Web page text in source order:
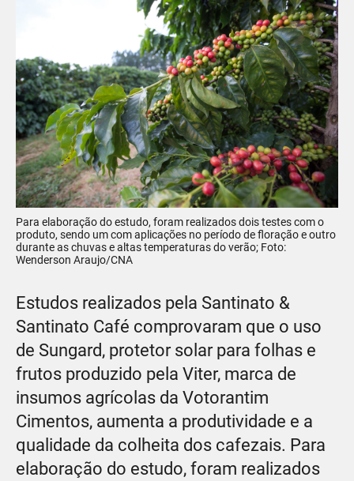
Para elaboração do estudo, foram realizados dois testes com o
produto, sendo um com aplicações no período de floração e outro
durante as chuvas e altas temperaturas do verão; Foto:
Wenderson Araujo/CNA
Estudos realizados pela Santinato &
Santinato Café comprovaram que o uso
de Sungard, protetor solar para folhas e
frutos produzido pela Viter, marca de
insumos agrícolas da Votorantim
Cimentos, aumenta a produtividade e a
qualidade da colheita dos cafezais. Para
elaboração do estudo, foram realizados